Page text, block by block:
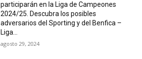
participarán en la Liga de Campeones
2024/25. Descubra los posibles
adversarios del Sporting y del Benfica –
Liga...
agosto 29, 2024